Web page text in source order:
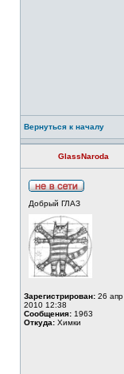
Вернуться к началу
GlassNaroda
Добрый ГЛАЗ
Зарегистрирован: 26 апр
2010 12:38
Сообщения: 1963
Откуда: Химки